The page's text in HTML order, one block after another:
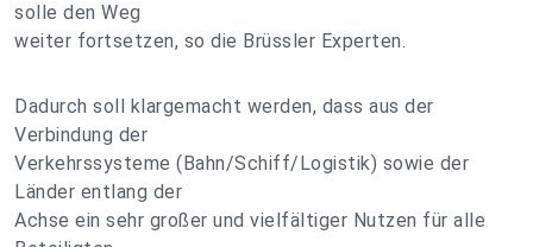
solle den Weg
weiter fortsetzen, so die Brüssler Experten.
Dadurch soll klargemacht werden, dass aus der
Verbindung der
Verkehrssysteme (Bahn/Schiff/Logistik) sowie der
Länder entlang der
Achse ein sehr großer und vielfältiger Nutzen für alle